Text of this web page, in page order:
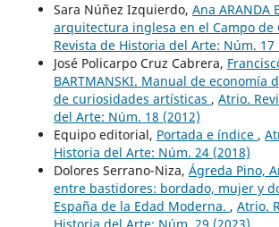
Sara Núñez Izquierdo, Ana ARANDA
arquitectura inglesa en el Campo de
Revista de Historia del Arte: Núm. 17
José Policarpo Cruz Cabrera,
BARTMANSKI. Manual de economía
de curiosidades artísticas , Atrio.
del Arte: Núm. 18 (2012)
Equipo editorial, Portada e índice ,
Historia del Arte: Núm. 24 (2018)
Dolores Serrano-Niza, Ágreda Pino,
entre bastidores: bordado, mujer y
España de la Edad Moderna. , Atrio.